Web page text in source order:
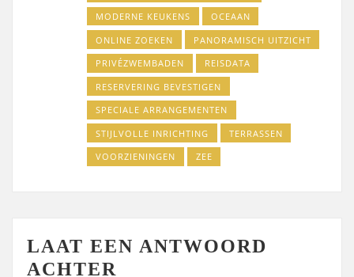
MODERNE KEUKENS
OCEAAN
ONLINE ZOEKEN
PANORAMISCH UITZICHT
PRIVÉZWEMBADEN
REISDATA
RESERVERING BEVESTIGEN
SPECIALE ARRANGEMENTEN
STIJLVOLLE INRICHTING
TERRASSEN
VOORZIENINGEN
ZEE
LAAT EEN ANTWOORD
ACHTER